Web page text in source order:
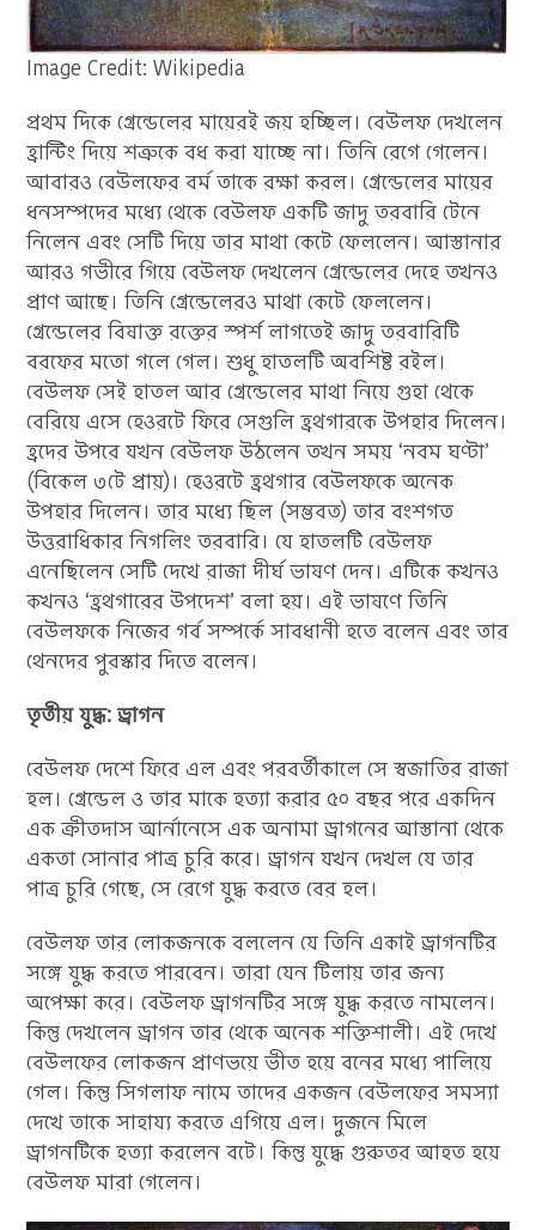
Image Credit: Wikipedia
প্রথম দিকে গ্রেন্ডেলের মায়েরই জয় হচ্ছিল। বেউলফ দেখলেন
হ্রান্টিং দিয়ে শত্রুকে বধ করা যাচ্ছে না। তিনি রেগে গেলেন।
আবারও বেউলফের বর্ম তাকে রক্ষা করল। গ্রেন্ডেলের মায়ের
ধনসম্পদের মধ্যে থেকে বেউলফ একটি জাদু তরবারি টেনে
নিলেন এবং সেটি দিয়ে তার মাথা কেটে ফেললেন। আস্তানার
আরও গভীরে গিয়ে বেউলফ দেখলেন গ্রেন্ডেলের দেহে তখনও
প্রাণ আছে। তিনি গ্রেন্ডেলেরও মাথা কেটে ফেললেন।
গ্রেন্ডেলের বিষাক্ত রক্তের স্পর্শ লাগতেই জাদু তরবারিটি
বরফের মতো গলে গেল। শুধু হাতলটি অবশিষ্ট রইল।
বেউলফ সেই হাতল আর গ্রেন্ডেলের মাথা নিয়ে গুহা থেকে
বেরিয়ে এসে হেওরটে ফিরে সেগুলি হ্রথগারকে উপহার দিলেন।
হ্রদের উপরে যখন বেউলফ উঠলেন তখন সময় ‘নবম ঘণ্টা’
(বিকেল ৩টে প্রায়)। হেওরটে হ্রথগার বেউলফকে অনেক
উপহার দিলেন। তার মধ্যে ছিল (সম্ভবত) তার বংশগত
উত্তরাধিকার নিগলিং তরবারি। যে হাতলটি বেউলফ
এনেছিলেন সেটি দেখে রাজা দীর্ঘ ভাষণ দেন। এটিকে কখনও
কখনও ‘হ্রথগারের উপদেশ’ বলা হয়। এই ভাষণে তিনি
বেউলফকে নিজের গর্ব সম্পর্কে সাবধানী হতে বলেন এবং তার
থেনদের পুরস্কার দিতে বলেন।
তৃতীয় যুদ্ধ: ড্রাগন
বেউলফ দেশে ফিরে এল এবং পরবর্তীকালে সে স্বজাতির রাজা
হল। গ্রেন্ডেল ও তার মাকে হত্যা করার ৫০ বছর পরে একদিন
এক ক্রীতদাস আর্নানেসে এক অনামা ড্রাগনের আস্তানা থেকে
একতা সোনার পাত্র চুরি করে। ড্রাগন যখন দেখল যে তার
পাত্র চুরি গেছে, সে রেগে যুদ্ধ করতে বের হল।
বেউলফ তার লোকজনকে বললেন যে তিনি একাই ড্রাগনটির
সঙ্গে যুদ্ধ করতে পারবেন। তারা যেন টিলায় তার জন্য
অপেক্ষা করে। বেউলফ ড্রাগনটির সঙ্গে যুদ্ধ করতে নামলেন।
কিন্তু দেখলেন ড্রাগন তার থেকে অনেক শক্তিশালী। এই দেখে
বেউলফের লোকজন প্রাণভয়ে ভীত হয়ে বনের মধ্যে পালিয়ে
গেল। কিন্তু সিগলাফ নামে তাদের একজন বেউলফের সমস্যা
দেখে তাকে সাহায্য করতে এগিয়ে এল। দুজনে মিলে
ড্রাগনটিকে হত্যা করলেন বটে। কিন্তু যুদ্ধে গুরুতর আহত হয়ে
বেউলফ মারা গেলেন।